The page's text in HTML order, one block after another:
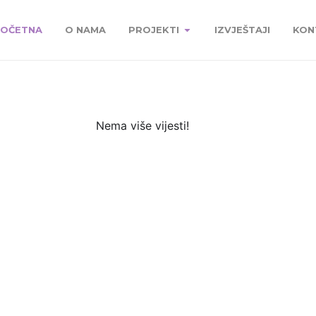
O NAMA PROJEKTI IZVJEŠTAJI
Nema više vijesti!